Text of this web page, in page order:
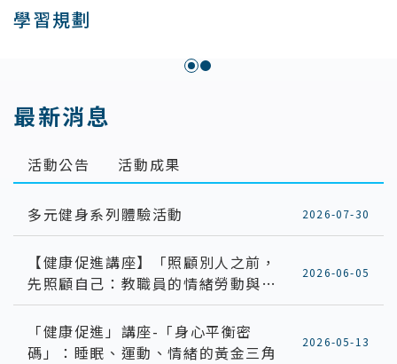
學習規劃
:::
最新消息
活動公告 活動成果
多元健身系列體驗活動 2026-07-30
【健康促進講座】「照顧別人之前，
先照顧自己：教職員的情緒勞動與耗
竭預防」
2026-06-05
「健康促進」講座-「身心平衡密
碼」：睡眠、運動、情緒的黃金三角
2026-05-13